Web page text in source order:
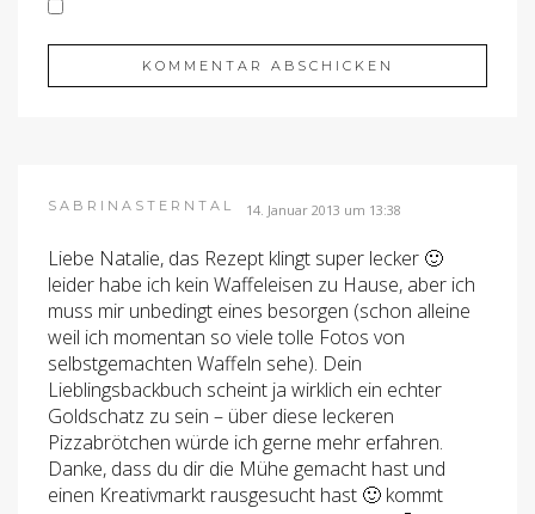
SABRINASTERNTAL 14. Januar 2013 um 13:38
Liebe Natalie, das Rezept klingt super lecker 🙂
leider habe ich kein Waffeleisen zu Hause, aber ich
muss mir unbedingt eines besorgen (schon alleine
weil ich momentan so viele tolle Fotos von
selbstgemachten Waffeln sehe). Dein
Lieblingsbackbuch scheint ja wirklich ein echter
Goldschatz zu sein – über diese leckeren
Pizzabrötchen würde ich gerne mehr erfahren.
Danke, dass du dir die Mühe gemacht hast und
einen Kreativmarkt rausgesucht hast 🙂 kommt